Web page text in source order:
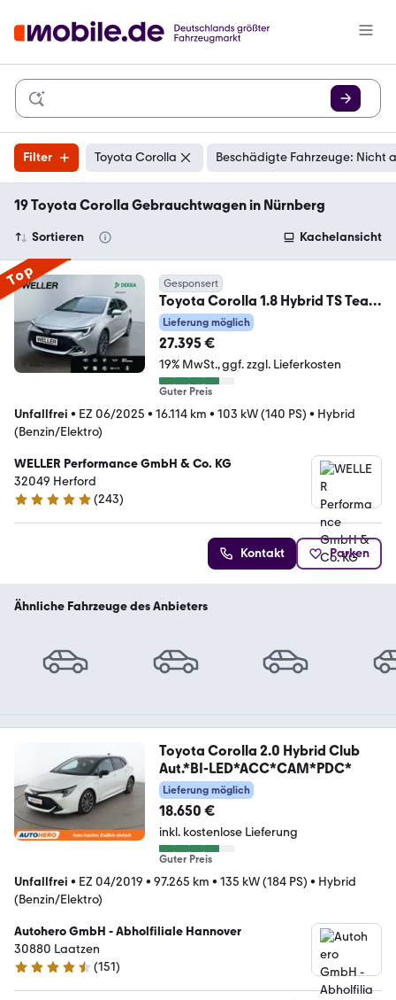
Filter Toyota Corolla Beschädigte Fahrzeuge: Nicht
19 Toyota Corolla Gebrauchtwagen in Nürnberg
Sortieren Kachelansicht
Top Gesponsert
Toyota Corolla 1.8 Hybrid TS Team
D *LED*el Heck*CAM*SH
Lieferung möglich
27.395 €
19% MwSt. ggf. zzgl. Lieferkosten
Guter Preis
Unfallfrei • EZ 06/2025 • 16.114 km • 103 kW (140 PS) • Hybrid
(Benzin/Elektro)
WELLER Performance GmbH & Co. KG
32049 Herford
4.8 Sterne
(243)
Kontakt Parken
Ähnliche Fahrzeuge des Anbieters
Toyota Corolla 2.0 Hybrid Club
Aut.*BI-LED*ACC*CAM*PDC*
Lieferung möglich
18.650 €
inkl. kostenlose Lieferung
Guter Preis
Unfallfrei • EZ 04/2019 • 97.265 km • 135 kW (184 PS) • Hybrid
(Benzin/Elektro)
Autohero GmbH - Abholfiliale Hannover
30880 Laatzen
4.7 Sterne
(151)